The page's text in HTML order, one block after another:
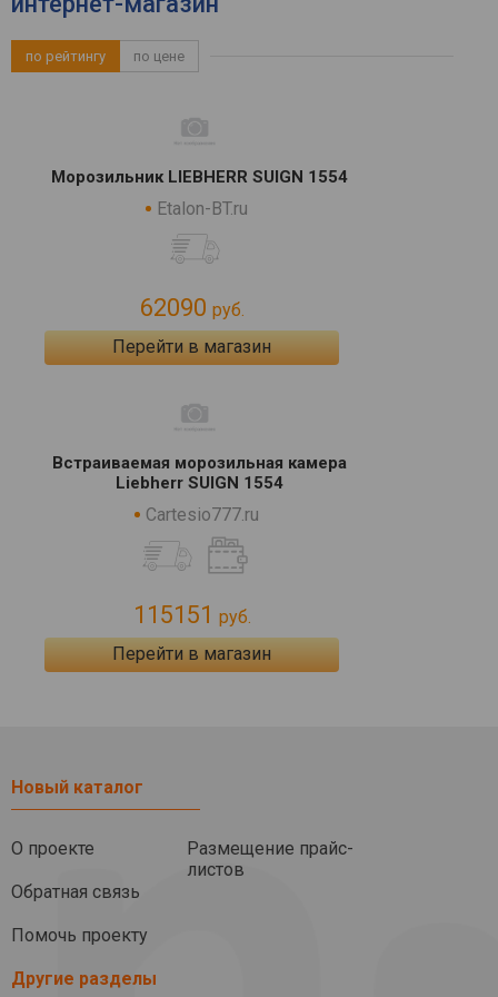
по рейтингу по цене
Морозильник LIEBHERR SUIGN 1554
Etalon-BT.ru
62090 руб.
Перейти в магазин
Встраиваемая морозильная камера
Liebherr SUIGN 1554
Cartesio777.ru
115151 руб.
Перейти в магазин
Новый каталог
О проекте
Обратная связь
Помочь проекту
Размещение прайс-
листов
Другие разделы